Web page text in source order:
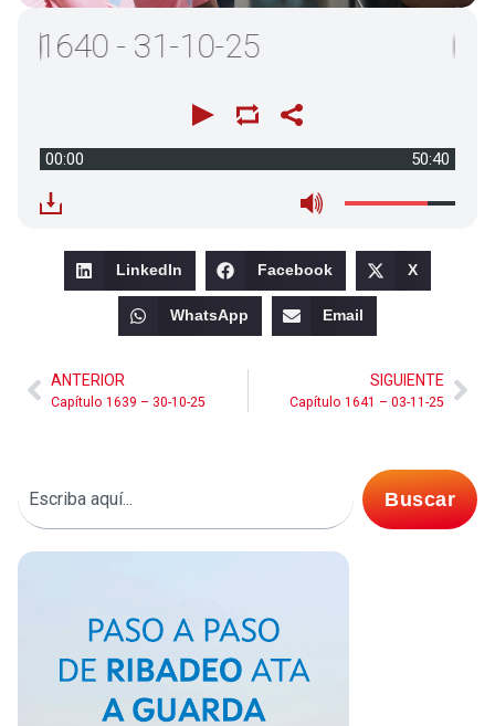
- 31-10-25
00:00 50:40
LinkedIn Facebook X
WhatsApp Email
ANTERIOR
Capítulo 1639 – 30-10-25
SIGUIENTE
Capítulo 1641 – 03-11-25
Buscar